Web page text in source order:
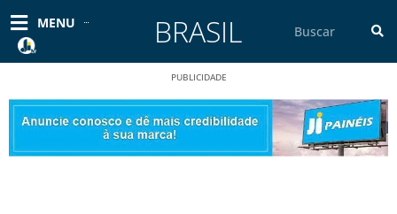
para
conteúdo
MENU BRASIL
PUBLICIDADE